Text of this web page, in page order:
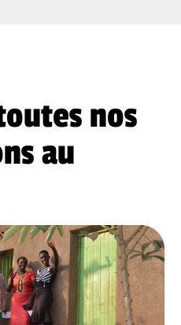
nos
au